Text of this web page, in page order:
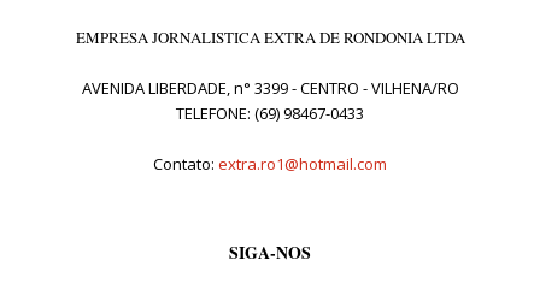
EMPRESA JORNALISTICA EXTRA DE RONDONIA LTDA
AVENIDA LIBERDADE, n° 3399 - CENTRO - VILHENA/RO
TELEFONE: (69) 98467-0433
Contato: extra.ro1@hotmail.com
SIGA-NOS